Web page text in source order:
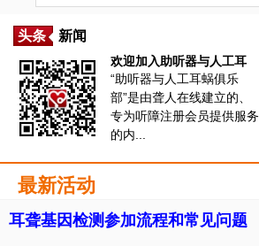
头条 新闻
欢迎加入助听器与人工耳
“助听器与人工耳蜗俱乐
部”是由聋人在线建立的、
专为听障注册会员提供服务
的内...
最新活动
耳聋基因检测参加流程和常见问题